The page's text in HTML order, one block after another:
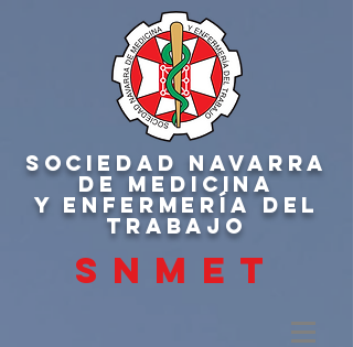
SOCIEDAD NAVARRA
DE MEDICINA
Y ENFERMERÍA DEL
TRABAJO
SNMET